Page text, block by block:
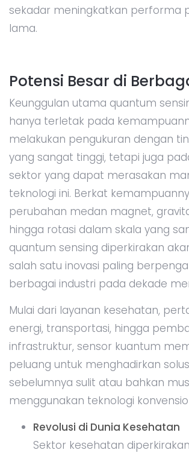
sekadar meningkatkan performa
lama.
Potensi Besar di
Keunggulan utama quantum
hanya terletak pada
melakukan pengukuran dengan
yang sangat tinggi, tetapi juga
sektor yang dapat merasakan
teknologi ini. Berkat
perubahan medan magnet,
hingga rotasi dalam skala yang
quantum sensing diperkirakan
salah satu inovasi paling
berbagai industri pada dekade
Mulai dari layanan kesehatan,
energi, transportasi, hingga
infrastruktur, sensor kuantum
peluang untuk menghadirkan
sebelumnya sulit atau bahkan
menggunakan teknologi
Revolusi di Dunia Kesehatan
Sektor kesehatan